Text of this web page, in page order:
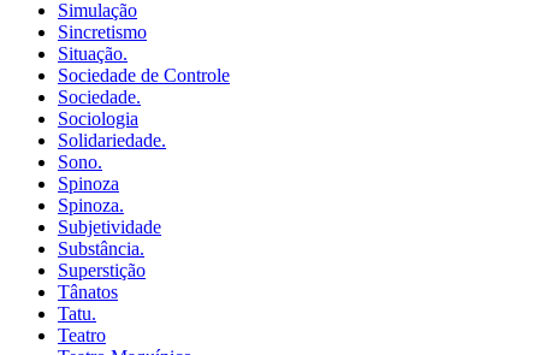
Simulação
Sincretismo
Situação.
Sociedade de Controle
Sociedade.
Sociologia
Solidariedade.
Sono.
Spinoza
Spinoza.
Subjetividade
Substância.
Superstição
Tânatos
Tatu.
Teatro